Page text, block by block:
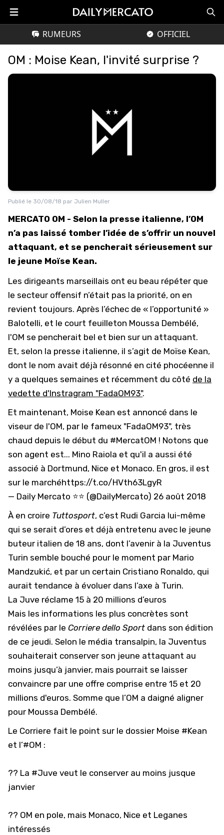
RUMEURS OFFICIEL
OM : Moise Kean, l'invité surprise ?
Publié le 30/08/18 par Julien Muller
MERCATO OM - Selon la presse italienne, l’OM
n’a pas laissé tomber l’idée de s’offrir un nouvel
attaquant, et se pencherait sérieusement sur
le jeune Moïse Kean.
Les dirigeants marseillais ont eu beau répéter que
le secteur offensif n’était pas la priorité, on en
revient toujours. Après l’échec de « l’opportunité »
Balotelli, et le court feuilleton Moussa Dembélé,
l'OM se pencherait bel et bien sur un attaquant.
Et, selon la presse italienne, il s’agit de Moïse Kean,
dont le nom avait déjà résonné en cité phocéenne il
y a quelques semaines et récemment du côté de la
vedette d'Instragram "FadaOM93".
Et maintenant, Moise Kean est annoncé dans le
viseur de l'OM, par le fameux "FadaOM93", très
chaud depuis le début du #MercatOM ! Notons que
son agent est... Mino Raiola et qu'il a aussi été
associé à Dortmund, Nice et Monaco. En gros, il est
sur le marchéhttps://t.co/HVth63LgyR
— Daily Mercato ⭐️⭐️ (@DailyMercato) 26 août 2018
À en croire Tuttosport, c’est Rudi Garcia lui-même
qui se serait d’ores et déjà entretenu avec le jeune
buteur italien de 18 ans, dont l’avenir à la Juventus
Turin semble bouché pour le moment par Mario
Mandzukić, et par un certain Cristiano Ronaldo, qui
aurait tendance à évoluer dans l’axe à Turin.
La Juve réclame 15 à 20 millions d’euros
Mais les informations les plus concrètes sont
révélées par le Corriere dello Sport dans son édition
de ce jeudi. Selon le média transalpin, la Juventus
souhaiterait conserver son jeune attaquant au
moins jusqu’à janvier, mais pourrait se laisser
convaincre par une offre comprise entre 15 et 20
millions d'euros. Somme que l’OM a daigné aligner
pour Moussa Dembélé.
Le Corriere fait le point sur le dossier Moise #Kean
et l’#OM :
?? La #Juve veut le conserver au moins jusque
janvier
?? OM en pole, mais Monaco, Nice et Leganes
intéressés